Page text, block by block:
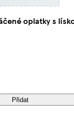
oplatky s
Přidat